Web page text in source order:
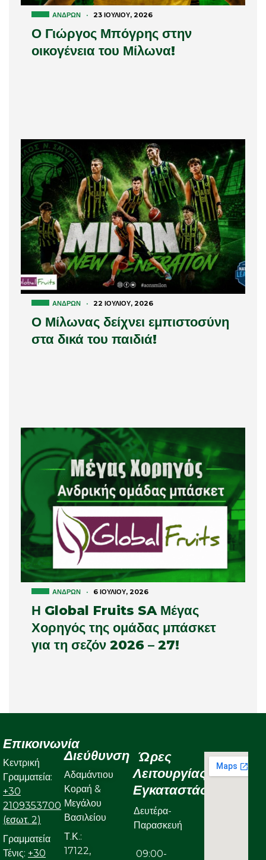
ΑΝΔΡΏΝ · 23 ΙΟΥΛΊΟΥ, 2026
Ο Γιώργος Μπόγρης στην
οικογένεια του Μίλωνα!
ΑΝΔΡΏΝ · 22 ΙΟΥΛΊΟΥ, 2026
Ο Μίλωνας δείχνει εμπιστοσύνη
στα δικά του παιδιά!
ΑΝΔΡΏΝ · 6 ΙΟΥΛΊΟΥ, 2026
Η Global Fruits SA Μέγας
Χορηγός της ομάδας μπάσκετ
για τη σεζόν 2026 – 27!
Επικοινωνία
Κεντρική
Γραμματεία:
+30
2109353700
(εσωτ. 2)
Γραμματεία
Τένις: +30
Διεύθυνση
Αδαμάντιου
Κοραή &
Μεγάλου
Βασιλείου
Τ.Κ.:
17122,
Ώρες
Λειτουργίας
Εγκαταστάσεων
Δευτέρα-
Παρασκευή
09:00-